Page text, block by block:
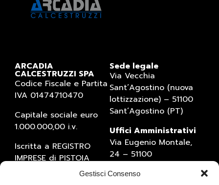
Gestisci Consenso
ARCADIA
CALCESTRUZZI SPA
Codice Fiscale e Partita
IVA 01474710470
Capitale sociale euro
1.000.000,00 i.v.
Iscritta a REGISTRO
IMPRESE di PISTOIA
(numero 01474710470)
Sede legale
Via Vecchia
Sant’Agostino (nuova
lottizzazione) – 51100
Sant’Agostino (PT)
Uffici Amministrativi
Via Eugenio Montale,
24 – 51100
Tel. 0573934769 – Fax